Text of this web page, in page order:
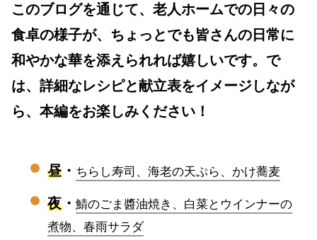
このブログを通じて、老人ホームでの日々の
食卓の様子が、ちょっとでも皆さんの日常に
和やかな華を添えられれば嬉しいです。で
は、詳細なレシピと献立表をイメージしなが
ら、本編をお楽しみください！
昼・ ちらし寿司、海老の天ぷら、かけ蕎麦
夜 ・ 鯖のごま醬油焼き、白菜とウインナーの
煮物、春雨サラダ